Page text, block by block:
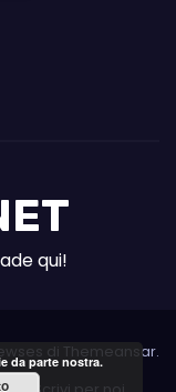
qui!
di Themeansar.
da parte nostra.